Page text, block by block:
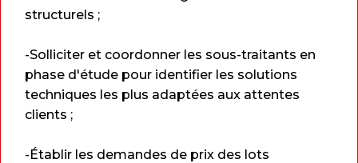
structurels ;
-Solliciter et coordonner les sous-traitants en
phase d'étude pour identifier les solutions
techniques les plus adaptées aux attentes
clients ;
-Établir les demandes de prix des lots